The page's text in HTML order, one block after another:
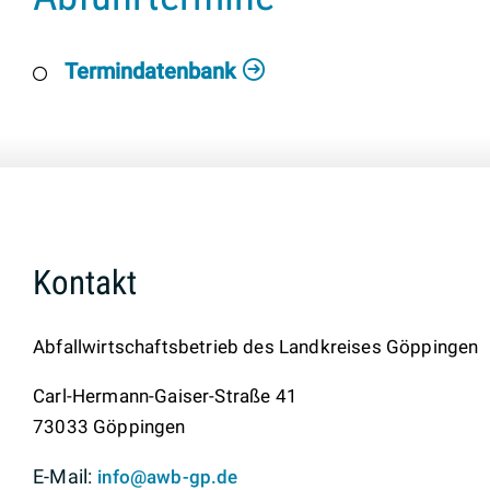
Termindatenbank
Kontakt
Abfallwirtschaftsbetrieb des Landkreises Göppingen
Carl-Hermann-Gaiser-Straße 41
73033 Göppingen
info@awb-gp.de